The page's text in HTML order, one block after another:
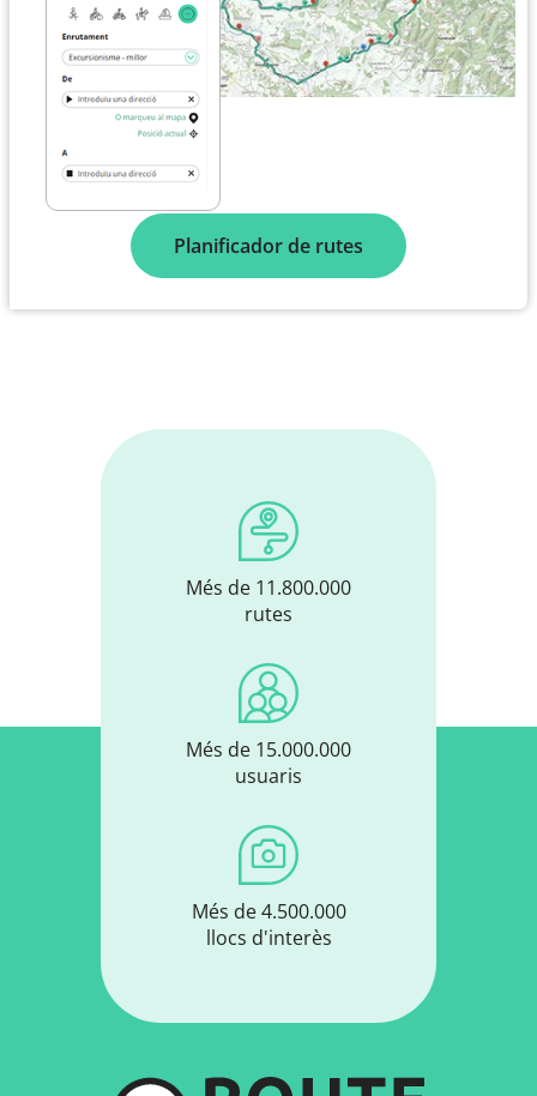
Planificador de rutes
Més de 11.800.000
rutes
Més de 15.000.000
usuaris
Més de 4.500.000
llocs d'interès